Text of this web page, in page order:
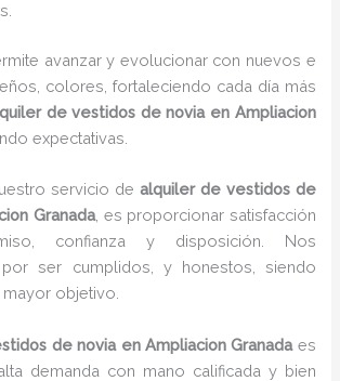
avanzar y evolucionar con nuevos e
colores, fortaleciendo cada día más
de vestidos de novia en Ampliacion
expectativas.
servicio de alquiler de vestidos de
Granada, es proporcionar satisfacción
confianza y disposición. Nos
por ser cumplidos, y honestos, siendo
mayor objetivo.
de novia en Ampliacion Granada es
demanda con mano calificada y bien